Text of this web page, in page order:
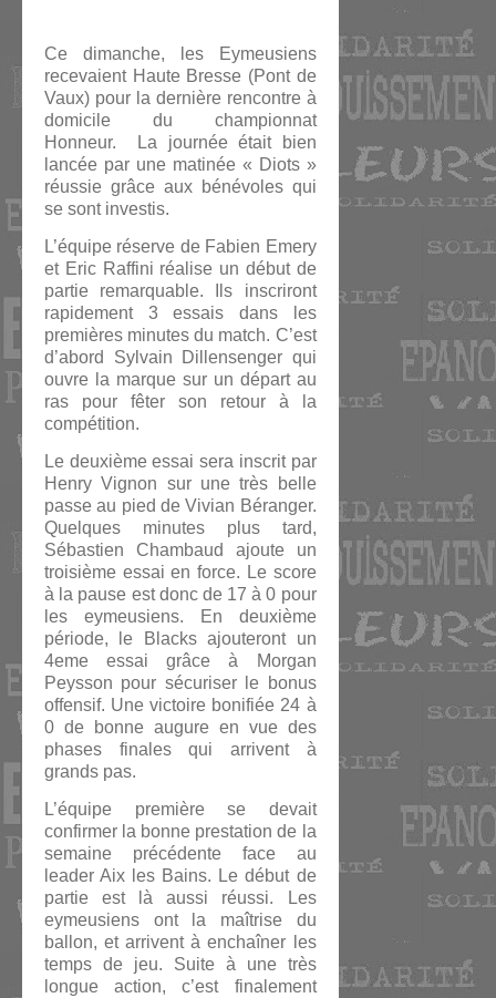
Ce dimanche, les Eymeusiens
recevaient Haute Bresse (Pont de
Vaux) pour la dernière rencontre à
domicile du championnat
Honneur. La journée était bien
lancée par une matinée « Diots »
réussie grâce aux bénévoles qui
se sont investis.
L’équipe réserve de Fabien Emery
et Eric Raffini réalise un début de
partie remarquable. Ils inscriront
rapidement 3 essais dans les
premières minutes du match. C’est
d’abord Sylvain Dillensenger qui
ouvre la marque sur un départ au
ras pour fêter son retour à la
compétition.
Le deuxième essai sera inscrit par
Henry Vignon sur une très belle
passe au pied de Vivian Béranger.
Quelques minutes plus tard,
Sébastien Chambaud ajoute un
troisième essai en force. Le score
à la pause est donc de 17 à 0 pour
les eymeusiens. En deuxième
période, le Blacks ajouteront un
4eme essai grâce à Morgan
Peysson pour sécuriser le bonus
offensif. Une victoire bonifiée 24 à
0 de bonne augure en vue des
phases finales qui arrivent à
grands pas.
L’équipe première se devait
confirmer la bonne prestation de la
semaine précédente face au
leader Aix les Bains. Le début de
partie est là aussi réussi. Les
eymeusiens ont la maîtrise du
ballon, et arrivent à enchaîner les
temps de jeu. Suite à une très
longue action, c’est finalement